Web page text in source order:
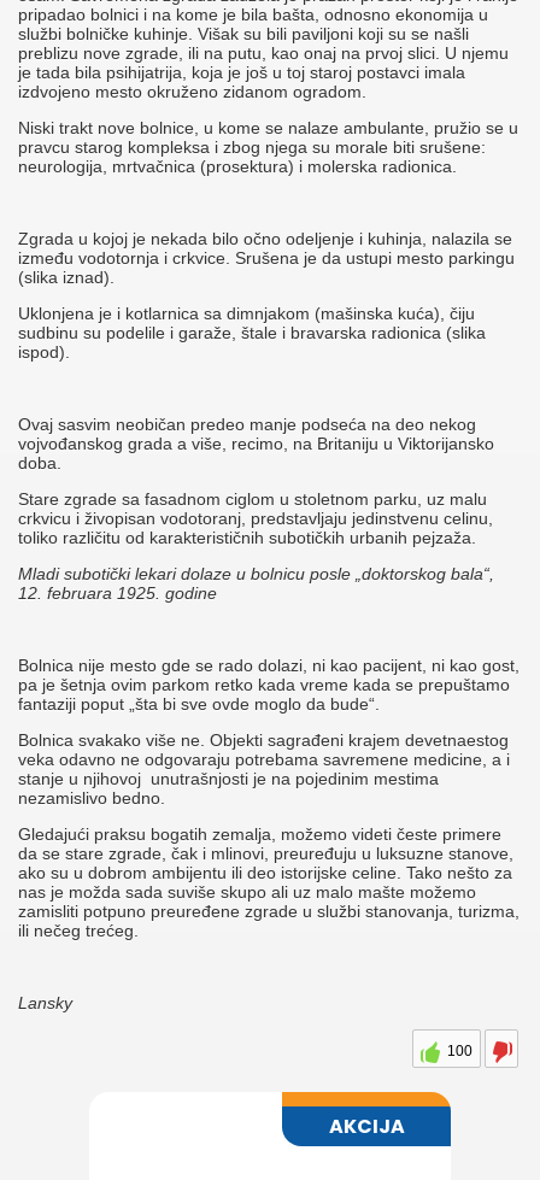
pripadao bolnici i na kome je bila bašta, odnosno ekonomija u
službi bolničke kuhinje. Višak su bili paviljoni koji su se našli
preblizu nove zgrade, ili na putu, kao onaj na prvoj slici. U njemu
je tada bila psihijatrija, koja je još u toj staroj postavci imala
izdvojeno mesto okruženo zidanom ogradom.
Niski trakt nove bolnice, u kome se nalaze ambulante, pružio se u
pravcu starog kompleksa i zbog njega su morale biti srušene:
neurologija, mrtvačnica (prosektura) i molerska radionica.
Zgrada u kojoj je nekada bilo očno odeljenje i kuhinja, nalazila se
između vodotornja i crkvice. Srušena je da ustupi mesto parkingu
(slika iznad).
Uklonjena je i kotlarnica sa dimnjakom (mašinska kuća), čiju
sudbinu su podelile i garaže, štale i bravarska radionica (slika
ispod).
Ovaj sasvim neobičan predeo manje podseća na deo nekog
vojvođanskog grada a više, recimo, na Britaniju u Viktorijansko
doba.
Stare zgrade sa fasadnom ciglom u stoletnom parku, uz malu
crkvicu i živopisan vodotoranj, predstavljaju jedinstvenu celinu,
toliko različitu od karakterističnih subotičkih urbanih pejzaža.
Mladi subotički lekari dolaze u bolnicu posle „doktorskog bala“,
12. februara 1925. godine
Bolnica nije mesto gde se rado dolazi, ni kao pacijent, ni kao gost,
pa je šetnja ovim parkom retko kada vreme kada se prepuštamo
fantaziji poput „šta bi sve ovde moglo da bude“.
Bolnica svakako više ne. Objekti sagrađeni krajem devetnaestog
veka odavno ne odgovaraju potrebama savremene medicine, a i
stanje u njihovoj unutrašnjosti je na pojedinim mestima
nezamislivo bedno.
Gledajući praksu bogatih zemalja, možemo videti česte primere
da se stare zgrade, čak i mlinovi, preuređuju u luksuzne stanove,
ako su u dobrom ambijentu ili deo istorijske celine. Tako nešto za
nas je možda sada suviše skupo ali uz malo mašte možemo
zamisliti potpuno preuređene zgrade u službi stanovanja, turizma,
ili nečeg trećeg.
Lansky
100